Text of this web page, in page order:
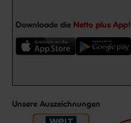
Downloade die Netto plus App!
Unsere Auszeichnungen